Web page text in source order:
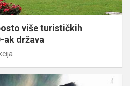
više turističkih
ak država